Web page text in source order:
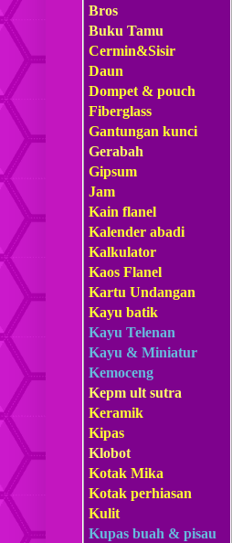
Bros
Buku Tamu
Cermin&Sisir
Daun
Dompet & pouch
Fiberglass
Gantungan kunci
Gerabah
Gipsum
Jam
Kain flanel
Kalender abadi
Kalkulator
Kaos Flanel
Kartu Undangan
Kayu batik
Kayu Telenan
Kayu & Miniatur
Kemoceng
Kepm ult sutra
Keramik
Kipas
Klobot
Kotak Mika
Kotak perhiasan
Kulit
Kupas buah & pisau